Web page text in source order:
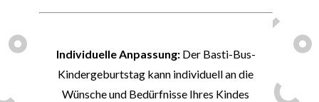
Individuelle Anpassung:Der Basti-Bus-
Kindergeburtstag kann individuell an die
Wünsche und Bedürfnisse Ihres Kindes